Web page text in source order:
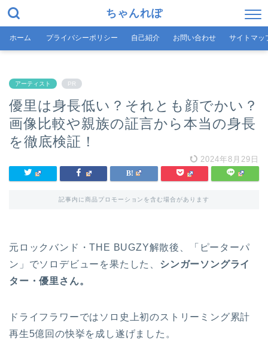
ちゃんれぽ
ホーム プライバシーポリシー 自己紹介 お問い合わせ サイトマッ
アーティスト PR
優里は身長低い？それとも顔でかい？
画像比較や親族の証言から本当の身長
を徹底検証！
2024年8月29日
記事内に商品プロモーションを含む場合があります
元ロックバンド・‎THE BUGZY解散後、「ピーターパ
ン」でソロデビューを果たした、 シンガーソングライ
ター・優里さん。
ドライフラワーではソロ史上初のストリーミング累計
再生5億回の快挙を成し遂げました。